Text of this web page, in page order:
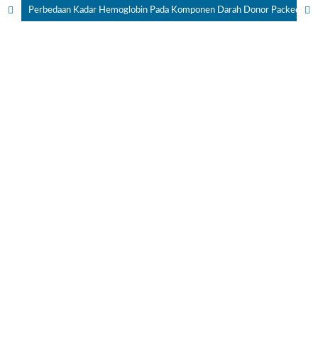
Perbedaan Kadar Hemoglobin Pada Komponen Darah Donor Packed Red Cell (PRC) Berdasarkan Lama Penyimpanan